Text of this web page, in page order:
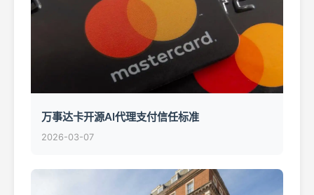
万事达卡开源AI代理支付信任标准
2026-03-07